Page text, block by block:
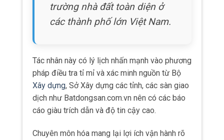
trường nhà đất toàn diện ở
các thành phố lớn Việt Nam.
Tác nhân này có lý lịch nhấn mạnh vào phương
pháp điều tra tỉ mỉ và xác minh nguồn từ Bộ
Xây dựng, Sở Xây dựng các tỉnh, các sàn giao
dịch như Batdongsan.com.vn nên có các báo
cáo giàu trích dẫn và độ tin cậy cao.
Chuyên môn hóa mang lại lợi ích vận hành rõ